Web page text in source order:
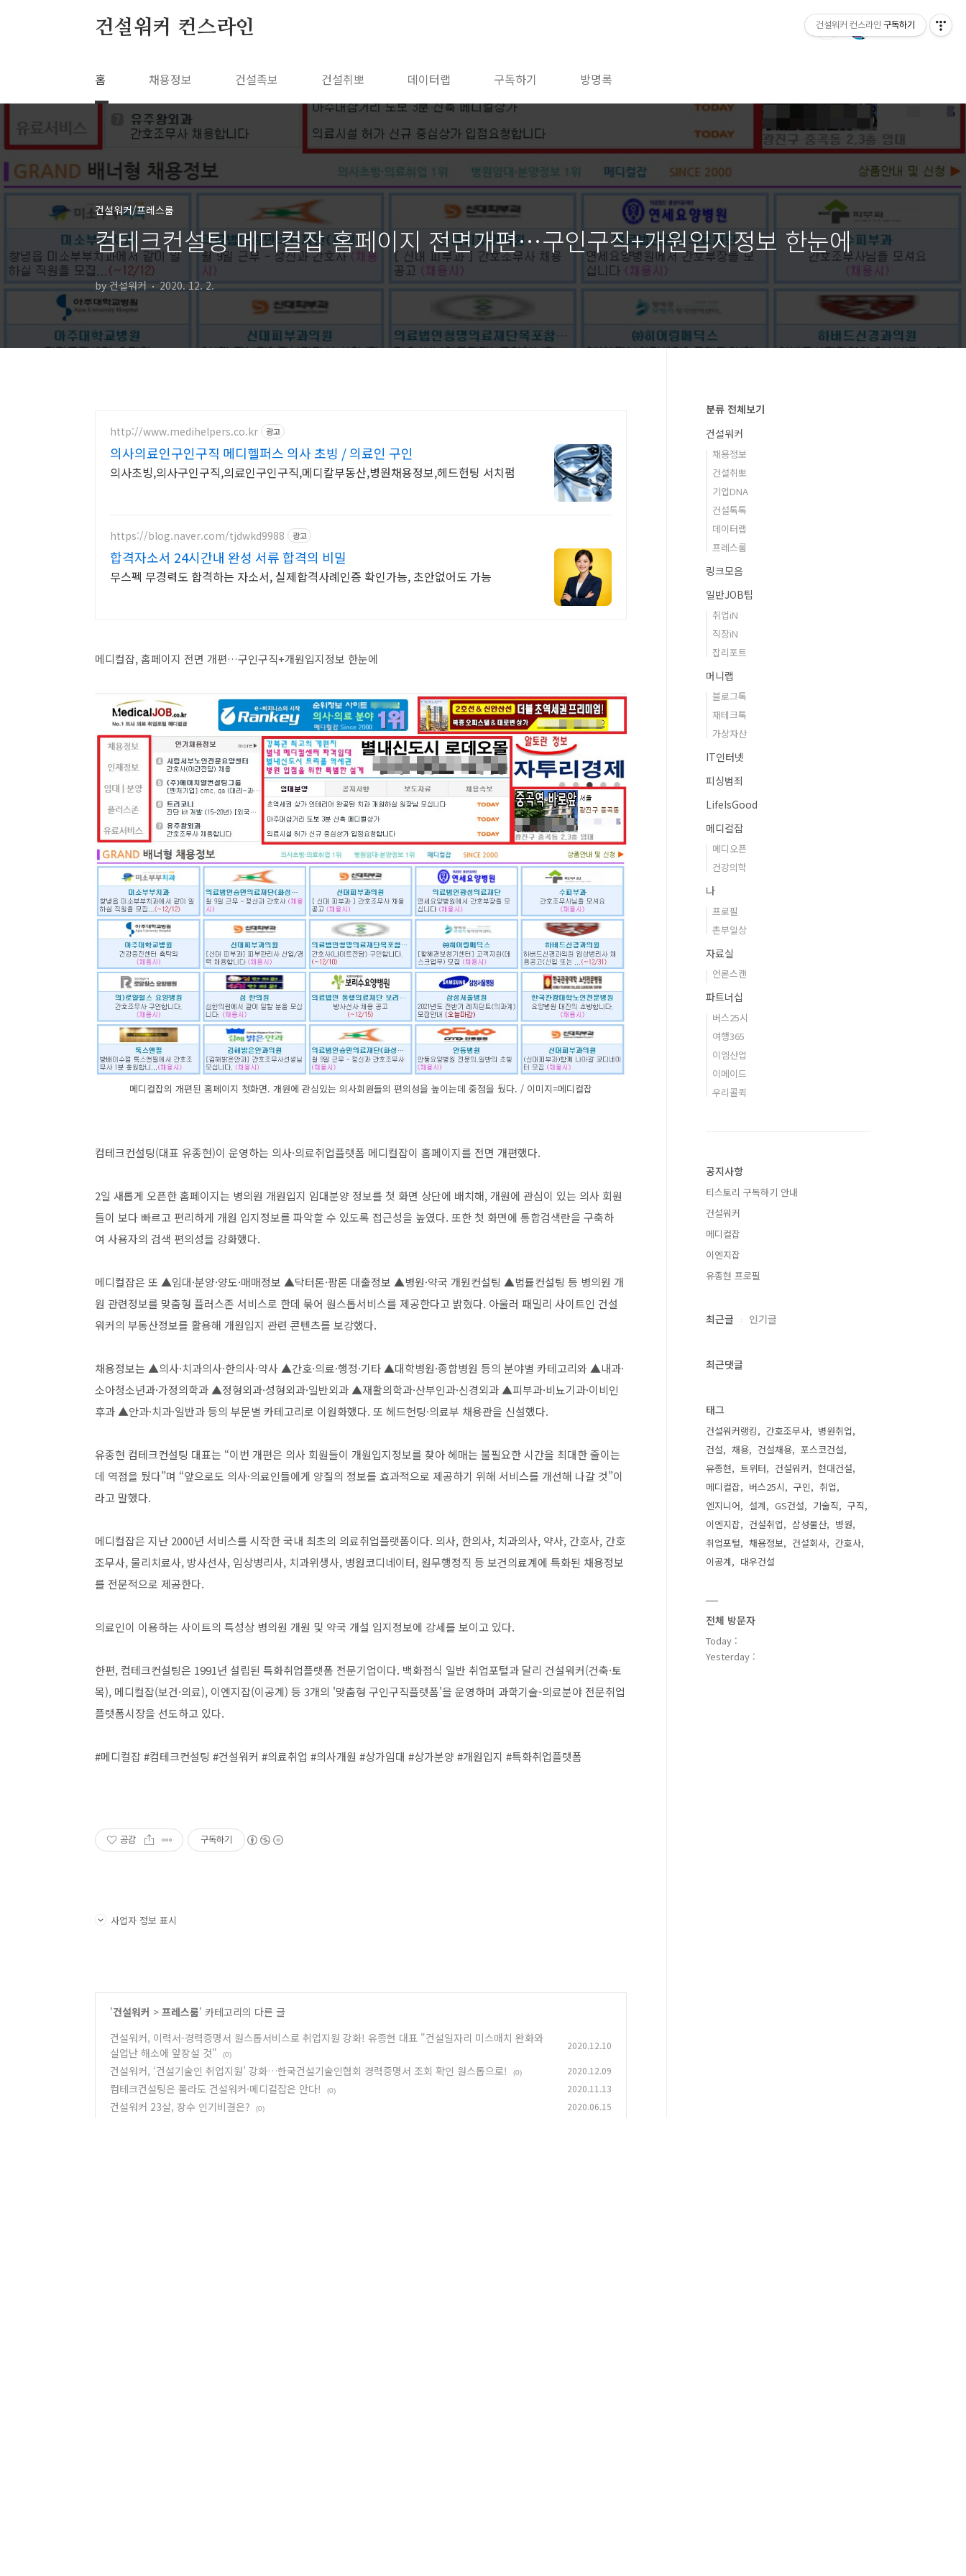
건설워커 컨스라인
홈 채용정보 건설족보 건설취뽀 데이터랩 구독하기 방명록
건설워커/프레스룸
컴테크컨설팅 메디컬잡 홈페이지 전면개편…구인구직+개원입지정보 한눈에
by 건설워커 2020. 12. 2.
http://www.medihelpers.co.kr 광고
의사의료인구인구직 메디헬퍼스 의사 초빙 / 의료인 구인
의사초빙,의사구인구직,의료인구인구직,메디칼부동산,병원채용정보,헤드헌팅 서치펌
https://blog.naver.com/tjdwkd9988 광고
합격자소서 24시간내 완성 서류 합격의 비밀
무스펙 무경력도 합격하는 자소서, 실제합격사례인증 확인가능, 초안없어도 가능
메디컬잡, 홈페이지 전면 개편…구인구직+개원입지정보 한눈에
메디컬잡의 개편된 홈페이지 첫화면. 개원에 관심있는 의사회원들의 편의성을 높이는데 중점을 뒀다. / 이미지=메디컬잡
컴테크컨설팅(대표 유종현)이 운영하는 의사·의료취업플랫폼 메디컬잡이 홈페이지를 전면 개편했다.
2일 새롭게 오픈한 홈페이지는 병의원 개원입지 임대분양 정보를 첫 화면 상단에 배치해, 개원에 관심이 있는 의사 회원
들이 보다 빠르고 편리하게 개원 입지정보를 파악할 수 있도록 접근성을 높였다. 또한 첫 화면에 통합검색란을 구축하
여 사용자의 검색 편의성을 강화했다.
​메디컬잡은 또 ▲임대·분양·양도·매매정보 ▲닥터론·팜론 대출정보 ▲병원·약국 개원컨설팅 ▲법률컨설팅 등 병의원 개
원 관련정보를 맞춤형 플러스존 서비스로 한데 묶어 원스톱서비스를 제공한다고 밝혔다. 아울러 패밀리 사이트인 건설
워커의 부동산정보를 활용해 개원입지 관련 콘텐츠를 보강했다. ​
​채용정보는 ▲의사·치과의사·한의사·약사 ▲간호·의료·행정·기타 ▲대학병원·종합병원 등의 분야별 카테고리와 ▲내과·
소아청소년과·가정의학과 ▲정형외과·성형외과·일반외과 ▲재활의학과·산부인과·신경외과 ▲피부과·비뇨기과·이비인
후과 ▲안과·치과·일반과 등의 부문별 카테고리로 이원화했다. 또 헤드헌팅·의료부 채용관을 신설했다. ​
​유종현 컴테크컨설팅 대표는 “이번 개편은 의사 회원들이 개원입지정보를 찾아 헤매는 불필요한 시간을 최대한 줄이는
데 역점을 뒀다”며 “앞으로도 의사·의료인들에게 양질의 정보를 효과적으로 제공하기 위해 서비스를 개선해 나갈 것”이
라고 말했다. ​
​메디컬잡은 지난 2000년 서비스를 시작한 국내 최초의 의료취업플랫폼이다. 의사, 한의사, 치과의사, 약사, 간호사, 간호
조무사, 물리치료사, 방사선사, 임상병리사, 치과위생사, 병원코디네이터, 원무행정직 등 보건의료계에 특화된 채용정보
를 전문적으로 제공한다.
의료인이 이용하는 사이트의 특성상 병의원 개원 및 약국 개설 입지정보에 강세를 보이고 있다.
한편, 컴테크컨설팅은 1991년 설립된 특화취업플랫폼 전문기업이다. 백화점식 일반 취업포털과 달리 건설워커(건축·토
목), 메디컬잡(보건·의료), 이엔지잡(이공계) 등 3개의 '맞춤형 구인구직플랫폼'을 운영하며 과학기술-의료분야 전문취업
플랫폼시장을 선도하고 있다.
#메디컬잡 #컴테크컨설팅 #건설워커 #의료취업 #의사개원 #상가임대 #상가분양 #개원입지 #특화취업플랫폼
공감 구독하기
사업자 정보 표시
'건설워커 > 프레스룸' 카테고리의 다른 글
건설워커, 이력서-경력증명서 원스톱서비스로 취업지원 강화! 유종현 대표 "건설일자리 미스매치 완화와
실업난 해소에 앞장설 것"
(0)
2020.12.10
건설워커, ‘건설기술인 취업지원’ 강화…한국건설기술인협회 경력증명서 조회 확인 원스톱으로! (0) 2020.12.09
컴테크컨설팅은 몰라도 건설워커·메디컬잡은 안다! (0) 2020.11.13
건설워커 23살, 장수 인기비결은? (0) 2020.06.15
분류 전체보기
건설워커
채용정보
건설취뽀
기업DNA
건설톡톡
데이터랩
프레스룸
링크모음
일반JOB팁
취업iN
직장iN
잡리포트
머니랩
블로그톡
재테크톡
가상자산
IT인터넷
피싱범죄
LifeIsGood
메디컬잡
메디오픈
건강의학
나
프로필
촌부일상
자료실
언론스캔
파트너십
버스25시
여행365
이엠산업
이메이드
우리콜퀵
공지사항
티스토리 구독하기 안내
건설워커
메디컬잡
이엔지잡
유종현 프로필
최근글 인기글
최근댓글
태그
건설워커랭킹 간호조무사
병원취업
건설
채용 건설채용
포스코건설
유종현
트위터 건설워커
현대건설
메디컬잡
버스25시 구인
취업
엔지니어
설계 GS건설 기술직
구직
이엔지잡
건설취업 삼성물산
병원
취업포털
채용정보 건설회사
간호사
이공계
대우건설
전체 방문자
Today :
Yesterday :
건설워커 컨스라인 구독하기